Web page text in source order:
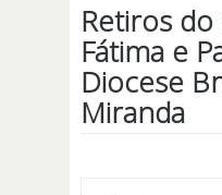
Retiros
Fátima e
Diocese
Miranda